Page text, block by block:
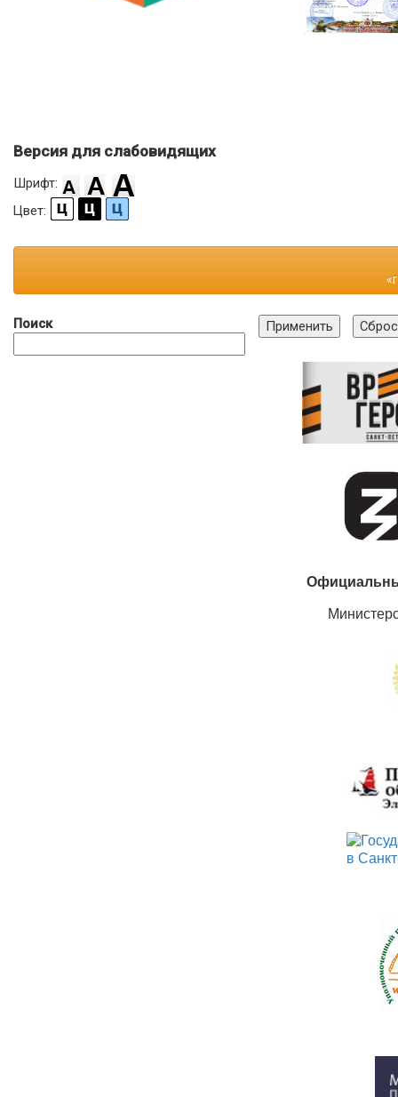
Версия для слабовидящих
Шрифт:
Цвет:
Поиск